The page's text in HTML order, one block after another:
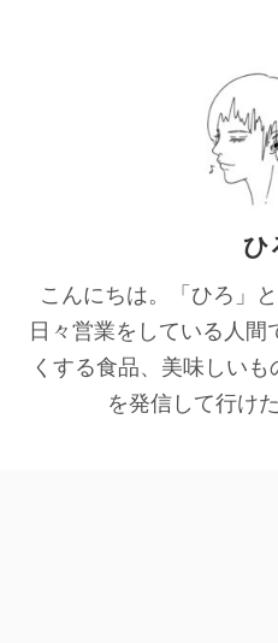
ひ
こんにちは。「ひろ」
日々営業をしている人間
くする食品、美味しい
を発信して行け